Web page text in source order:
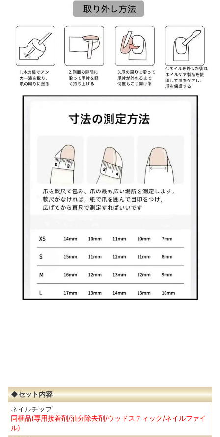
◆セット内容
ネイルチップ
同梱品(専用接着剤/油分除去剤/ウッドスティック/ネイルファイ
ル)